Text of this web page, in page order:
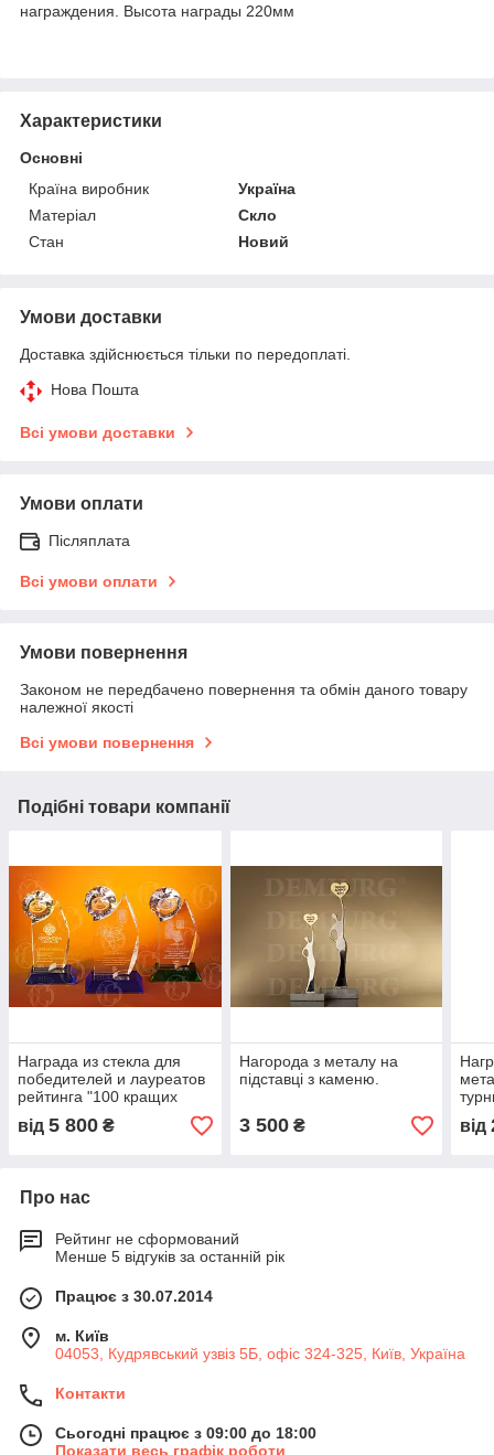
награждения. Высота награды 220мм
Характеристики
Основні
Країна виробник
Україна
Матеріал
Скло
Стан
Новий
Умови доставки
Доставка здійснюється тільки по передоплаті.
Нова Пошта
Всі умови доставки
Умови оплати
Післяплата
Всі умови оплати
Умови повернення
Законом не передбачено повернення та обмін даного товару
належної якості
Всі умови повернення
Подібні товари компанії
Награда из стекла для
победителей и лауреатов
рейтинга "100 кращих
товарів України"
від 5 800 ₴
Нагорода з металу на
підставці з каменю.
3 500₴ від
Про нас
Рейтинг не сформований
Менше 5 відгуків за останній рік
Працює з 30.07.2014
м. Київ
04053, Кудрявський узвіз 5Б, офіс 324-325, Київ, Україна
Контакти
Сьогодні працює з 09:00 до 18:00
Показати весь графік роботи